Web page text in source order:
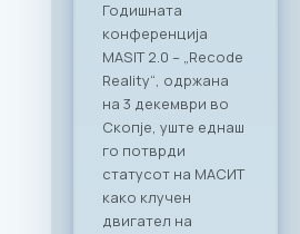
секторот Во
прекрасниот
амбиент на
ресторанот PARK by
RAGUSA,
Стопанската
комора за ИКТ –
МАСИТ, заедно со
својот патрон
партнер RAGUSA